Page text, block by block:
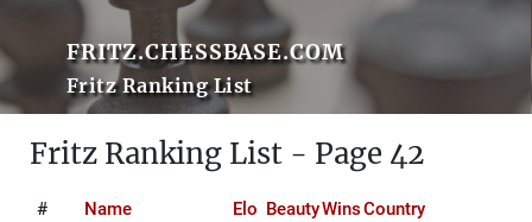
FRITZ.CHESSBASE.COM
Fritz Ranking List
Fritz Ranking List - Page 42
# Name Elo BeautyWinsCountry